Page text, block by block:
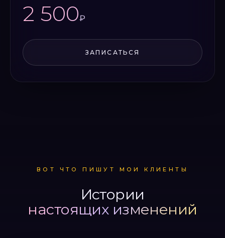
2 500₽
ЗАПИСАТЬСЯ
ВОТ ЧТО ПИШУТ МОИ КЛИЕНТЫ
Истории
настоящих изменений